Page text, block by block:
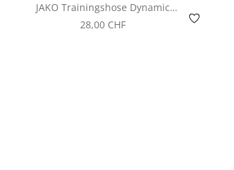
JAKO Trainingshose Dynamic
Kinder -marine
Regulärer Preis:
28,00 CHF